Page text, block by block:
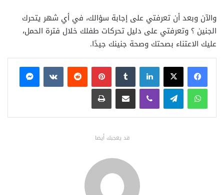
والآن وبعد أن تعرفتي على إجابة سؤالك، في أي شهر يتحرك
الجنين ؟ وتعرفتي على دليل تحركات طفلك خلال فترة الحمل،
عليك الاعتناء بصحتك وصحة جنينك جيدًا.
فيسبوكX لينكدإن بينتيريست
ماسنجر
واتساب تيلقرام ڤايبر مشاركة عبر البريد طباعة
قد يعجبك أيضا